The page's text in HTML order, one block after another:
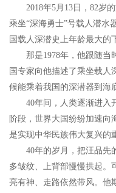
2018年5月13日，82岁的
乘坐“深海勇士”号载人潜水
国载人深潜史上年龄最大的
那是1978年，他跟随当
国专家向他描述了乘坐载人
候能乘着我国的深潜器到海
40年间，人类逐渐进入
阶段，世界大国纷纷加速向
是实现中华民族伟大复兴的
40年的岁月，把汪品先
多皱纹、上背部慢慢拱起。
亮有神、走路依然带风。他